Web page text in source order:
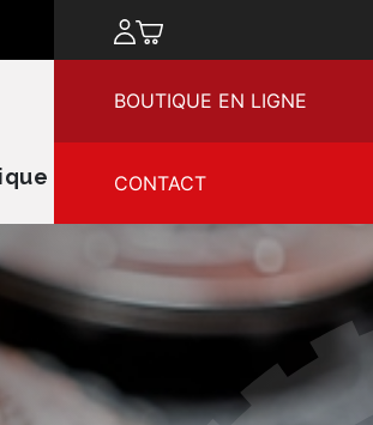
BOUTIQUE EN LIGNE
CONTACT